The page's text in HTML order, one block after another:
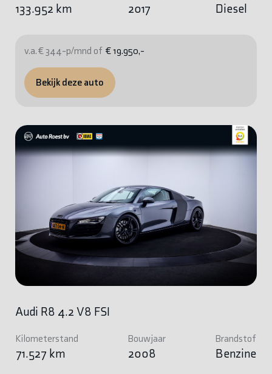
133.952 km 2017 Diesel
v.a. € 344-p/mnd of € 19.950,-
Bekijk deze auto
Audi R8 4.2 V8 FSI
Kilometerstand
71.527 km
Bouwjaar
2008
Brandstof
Benzine